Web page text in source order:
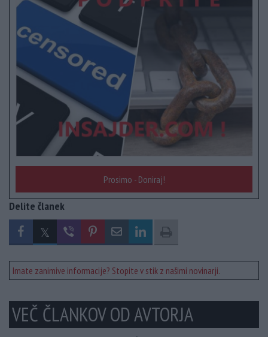
Prosimo - Doniraj!
Delite članek
Imate zanimive informacije? Stopite v stik z našimi novinarji.
VEČ ČLANKOV OD AVTORJA